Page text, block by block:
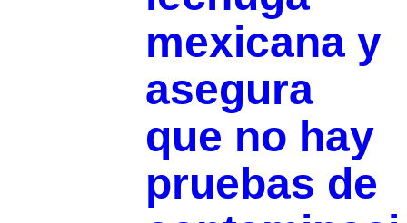
mexicana y
asegura
que no hay
pruebas de